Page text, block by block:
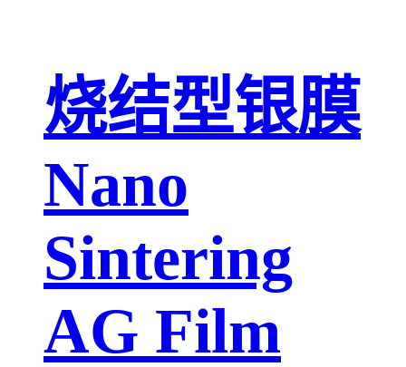
烧结型银膜
Nano
Sintering
AG Film